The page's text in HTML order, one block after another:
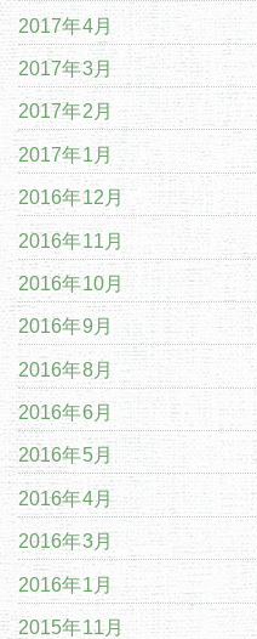
2017年4月
2017年3月
2017年2月
2017年1月
2016年12月
2016年11月
2016年10月
2016年9月
2016年8月
2016年6月
2016年5月
2016年4月
2016年3月
2016年1月
2015年11月